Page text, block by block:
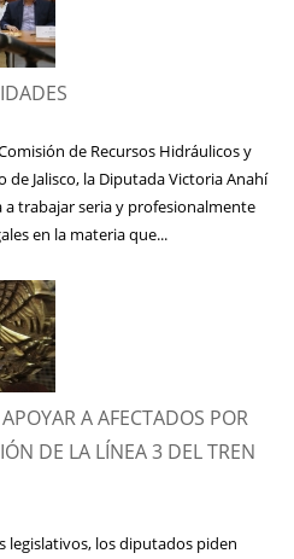
de Recursos Hidráulicos y
de Jalisco, la Diputada Victoria Anahí
a trabajar seria y profesionalmente
en la materia que...
A AFECTADOS POR
DE LA LÍNEA 3 DEL TREN
legislativos, los diputados piden